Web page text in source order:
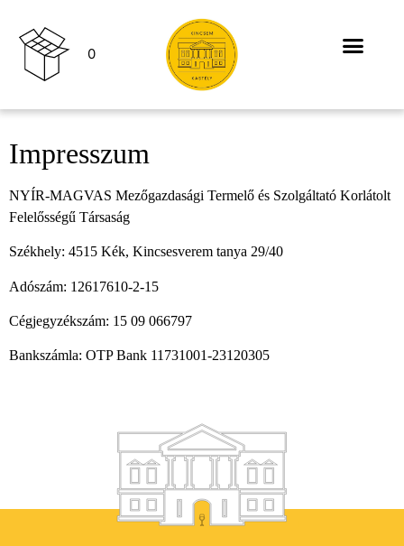
0
Impresszum
NYÍR-MAGVAS Mezőgazdasági Termelő és Szolgáltató Korlátolt
Felelősségű Társaság
Székhely: 4515 Kék, Kincsesverem tanya 29/40
Adószám: 12617610-2-15
Cégjegyzékszám: 15 09 066797
Bankszámla: OTP Bank 11731001-23120305